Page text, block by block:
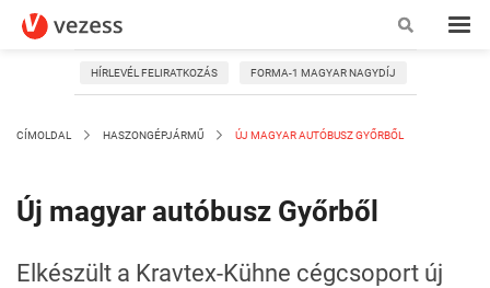
HÍRLEVÉL FELIRATKOZÁS FORMA-1 MAGYAR NAGYDÍJ
CÍMOLDAL HASZONGÉPJÁRMŰ ÚJ MAGYAR AUTÓBUSZ GYŐRBŐL
Új magyar autóbusz Győrből
Elkészült a Kravtex-Kühne cégcsoport új